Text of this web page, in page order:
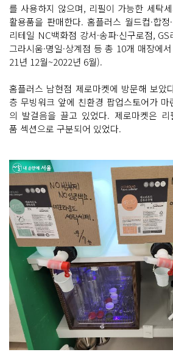
를 사용하지 않으며, 리필이 가능한 세탁
활용품을 판매한다. 홈플러스 월드컵·합정
리테일 NC백화점 강서·송파·신구로점,
그라시움·명일·상계점 등 총 10개 매장에
21년 12월~2022년 6월).
홈플러스 남현점 제로마켓에 방문해 보았
층 무빙워크 앞에 친환경 팝업스토어가
의 발걸음을 끌고 있었다. 제로마켓은 리
품 섹션으로 구분되어 있었다.